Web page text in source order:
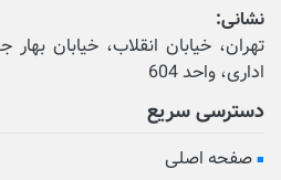
نشانی:
تهران، خیابان انقلاب، خیابان
اداری، واحد 604
دسترسی سریع
صفحه اصلی